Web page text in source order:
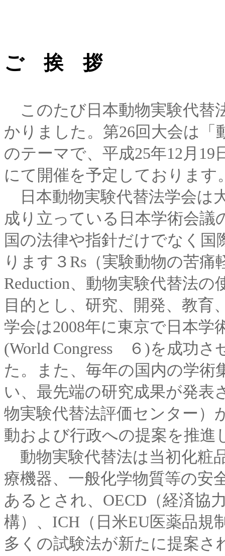
ご 挨 拶
このたび日本動物実験代替
かりました。第26回大会は「
のテーマで、平成25年12月
にて開催を予定しております
日本動物実験代替法学会は
成り立っている日本学術会議
国の法律や指針だけでなく
ります３Rs（実験動物の苦痛
Reduction、動物実験代替法の
目的とし、研究、開発、教育
学会は2008年に東京で日本
(World Congress ６)を成功
た。また、毎年の国内の学術
い、最先端の研究成果が発表
物実験代替法評価センター）
動および行政への提案を推進
動物実験代替法は当初化粧
療機器、一般化学物質等の安
あるとされ、OECD（経済協
構）、ICH（日米EU医薬品規
多くの試験法が新たに提案さ